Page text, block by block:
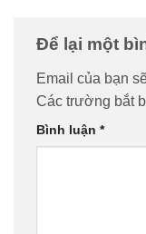
Để lại một
Email của bạn
Các trường bắt
Bình luận *